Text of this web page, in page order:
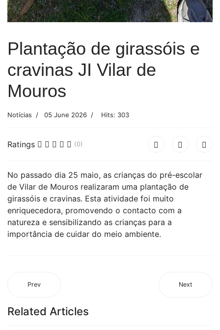
Plantação de girassóis e
cravinas JI Vilar de
Mouros
Notícias 05 June 2026 Hits: 303
Ratings (0)
No passado dia 25 maio, as crianças do pré-escolar
de Vilar de Mouros realizaram uma plantação de
girassóis e cravinas. Esta atividade foi muito
enriquecedora, promovendo o contacto com a
natureza e sensibilizando as crianças para a
importância de cuidar do meio ambiente.
Prev Next
Related Articles